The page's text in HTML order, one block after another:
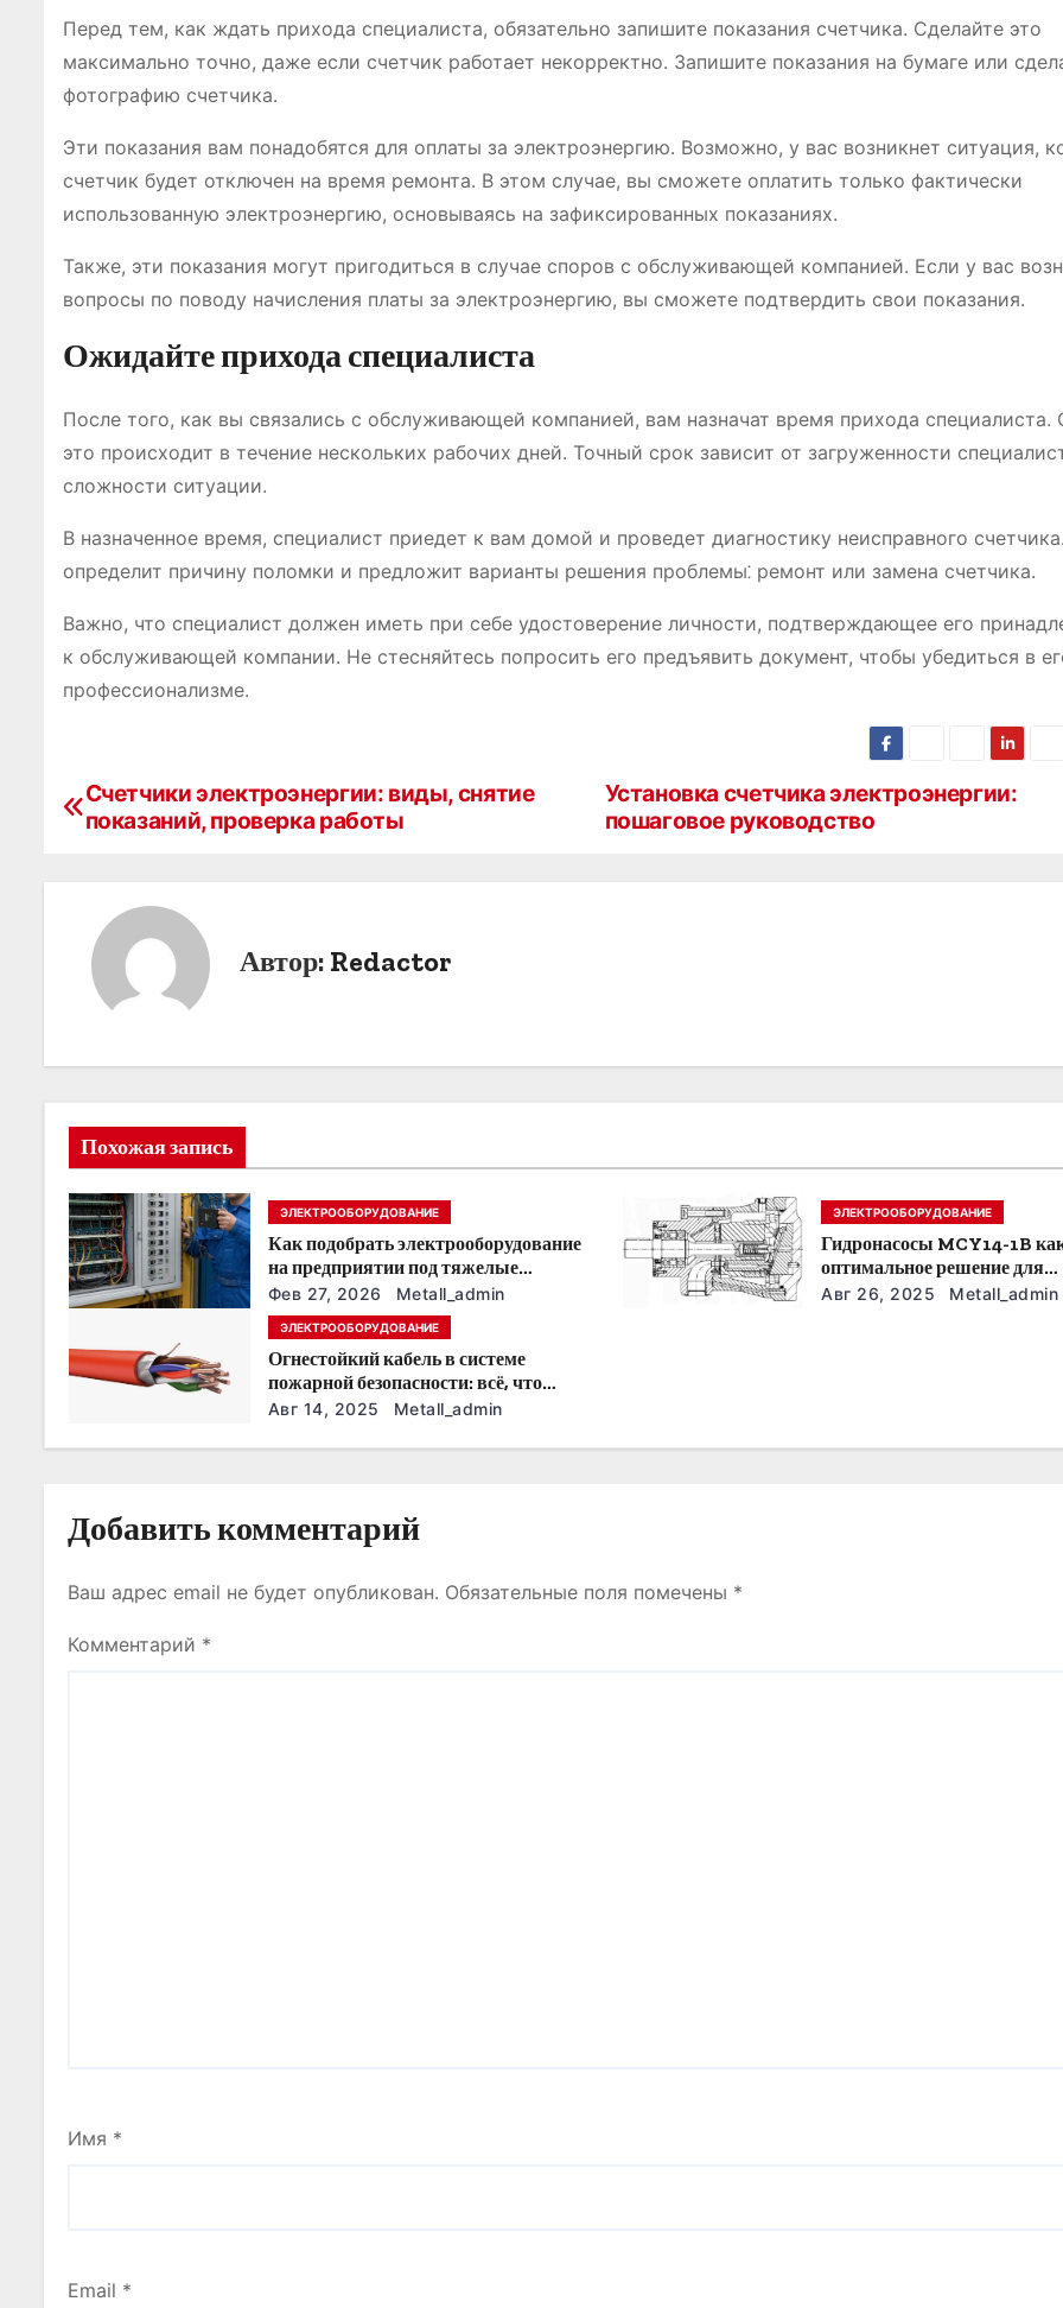
Перед тем, как ждать прихода специалиста, обязательно запишите показания счетчика. Сделайте это
максимально точно, даже если счетчик работает некорректно. Запишите показания на бумаге или
фотографию счетчика.
Эти показания вам понадобятся для оплаты за электроэнергию. Возможно, у вас возникнет ситуация,
счетчик будет отключен на время ремонта. В этом случае, вы сможете оплатить только фактически
использованную электроэнергию, основываясь на зафиксированных показаниях.
Также, эти показания могут пригодиться в случае споров с обслуживающей компанией. Если у вас
вопросы по поводу начисления платы за электроэнергию, вы сможете подтвердить свои показания.
Ожидайте прихода специалиста
После того, как вы связались с обслуживающей компанией, вам назначат время прихода специалиста.
это происходит в течение нескольких рабочих дней. Точный срок зависит от загруженности
сложности ситуации.
В назначенное время, специалист приедет к вам домой и проведет диагностику неисправного
определит причину поломки и предложит варианты решения проблемы⁚ ремонт или замена счетчика.
Важно, что специалист должен иметь при себе удостоверение личности, подтверждающее его
к обслуживающей компании. Не стесняйтесь попросить его предъявить документ, чтобы убедиться в
профессионализме.
Н
и
я
п
о
а
с
я
м
Установка счетчика электроэнергии:
пошаговое руководство
Счетчики электроэнергии: виды, снятие
показаний, проверка работы
Автор: Redactor
Похожая запись
ЭЛЕКТРООБОРУДОВАНИЕ
Как подобрать электрооборудование
на предприятии под тяжелые
условия эксплуатации
Фев 27, 2026 Metall_admin
ЭЛЕКТРООБОРУДОВАНИЕ
Гидронасосы MCY14-1B
оптимальное решение для
модернизации гидросистем
Авг 26, 2025 Metall_admin
ЭЛЕКТРООБОРУДОВАНИЕ
Огнестойкий кабель в системе
пожарной безопасности: всё, что
нужно знать
Авг 14, 2025 Metall_admin
Добавить комментарий
Ваш адрес email не будет опубликован. Обязательные поля помечены *
Комментарий *
Имя *
Email *